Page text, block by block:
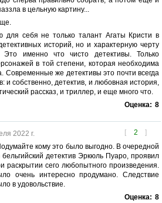
в цельную картину...
для себя не только талант Агаты Кристи в
историй, но и характерную черту
Это именно что чисто детективы. Только
в той степени, которая необходима
Современные же детективы это почти всегда
и собственно, детектив, и любовная история,
рассказ, и триллер, и еще много что.
Оценка: 8
[ 2 ]
2022 г.
кому это было выгодно. В очередной
детектив Эркюль Пуаро, проявил
раскрытии сего любопытного произведения.
очень интересно продумано. Следствие
в удовольствие.
Оценка: 8